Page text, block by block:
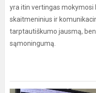
yra itin vertingas mokymosi
skaitmeninius ir
tarptautiškumo jausmą,
sąmoningumą.